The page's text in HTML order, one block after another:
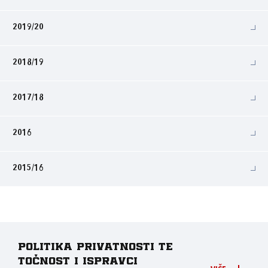
2019/20
2018/19
2017/18
2016
2015/16
Politika privatnosti te
točnost i ispravci